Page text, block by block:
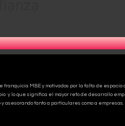
MBE y motivados por la falta de
lo que significa el mayor reto de desarrollo
tanto a particulares como a empresas.